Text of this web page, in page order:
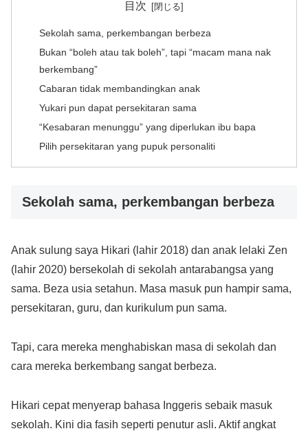
目次
Sekolah sama, perkembangan berbeza
Bukan “boleh atau tak boleh”, tapi “macam mana nak
berkembang”
Cabaran tidak membandingkan anak
Yukari pun dapat persekitaran sama
“Kesabaran menunggu” yang diperlukan ibu bapa
Pilih persekitaran yang pupuk personaliti
Sekolah sama, perkembangan berbeza
Anak sulung saya Hikari (lahir 2018) dan anak lelaki Zen
(lahir 2020) bersekolah di sekolah antarabangsa yang
sama. Beza usia setahun. Masa masuk pun hampir sama,
persekitaran, guru, dan kurikulum pun sama.
Tapi, cara mereka menghabiskan masa di sekolah dan
cara mereka berkembang sangat berbeza.
Hikari cepat menyerap bahasa Inggeris sebaik masuk
sekolah. Kini dia fasih seperti penutur asli. Aktif angkat